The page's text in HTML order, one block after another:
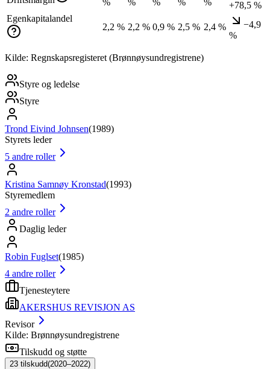
+78,5 %
Egenkapitalandel
2,2 % 2,2 % 0,9 % 2,5 % 2,4 %
−4,9
%
Kilde: Regnskapsregisteret (Brønnøysundregistrene)
Styre og ledelse
Styre
Trond Eivind Johnsen(1989)
Styrets leder
5 andre roller
Kristina Samnøy Kronstad(1993)
Styremedlem
2 andre roller
Daglig leder
Robin Fuglset(1985)
4 andre roller
Tjenesteytere
AKERSHUS REVISJON AS
Revisor
Kilde: Brønnøysundregistrene
Tilskudd og støtte
23 tilskudd(2020–2022)